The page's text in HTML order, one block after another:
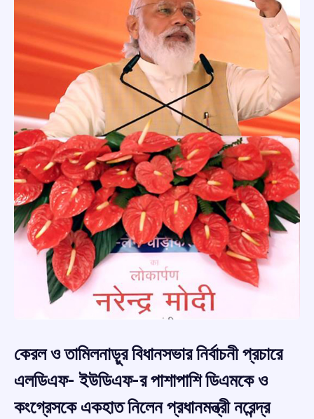
কেরল ও তামিলনাড়ুর বিধানসভার নির্বাচনী প্রচারে
এলডিএফ- ইউডিএফ-র পাশাপাশি ডিএমকে ও
কংগ্রেসকে একহাত নিলেন প্রধানমন্ত্রী নরেন্দ্র